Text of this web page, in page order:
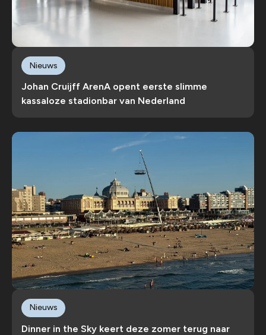
Johan Cruijff ArenA opent eerste slimme
kassaloze stadionbar van Nederland
Nieuws
Dinner in the Sky keert deze zomer terug naar
Nieuws